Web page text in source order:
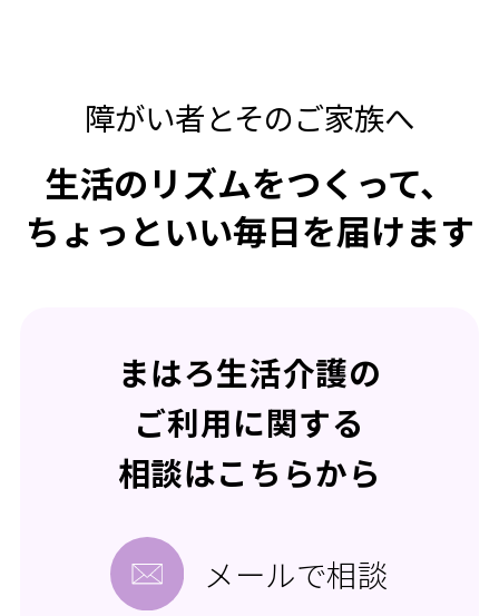
障がい者とそのご家族へ
生活のリズムをつくって、
ちょっといい毎日を届けます
まはろ生活介護の
ご利用に関する
相談はこちらから
メールで相談